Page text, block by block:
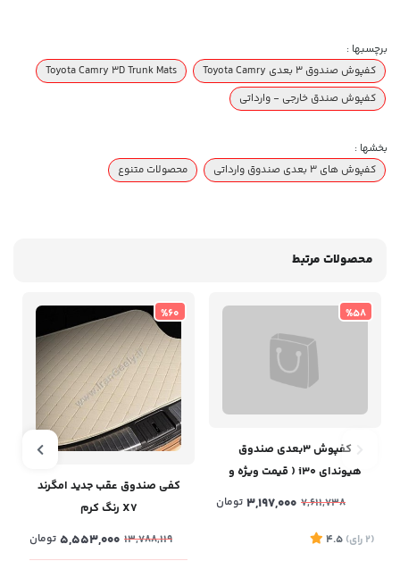
برچسبها :
کفپوش صندوق ۳ بعدی Toyota Camry
Toyota Camry 3D Trunk Mats
کفپوش صندق خارجی - وارداتی
بخشها :
کفپوش های 3 بعدی صندوق وارداتی
محصولات متنوع
محصولات مرتبط
%58
هیوندای i30 ( قیمت ویژه و
حراجی )
7,611,738
%60
کفی صندوق عقب جدید امگرند
X7 رنگ کرم
13,788,119
5,553,000 تومان